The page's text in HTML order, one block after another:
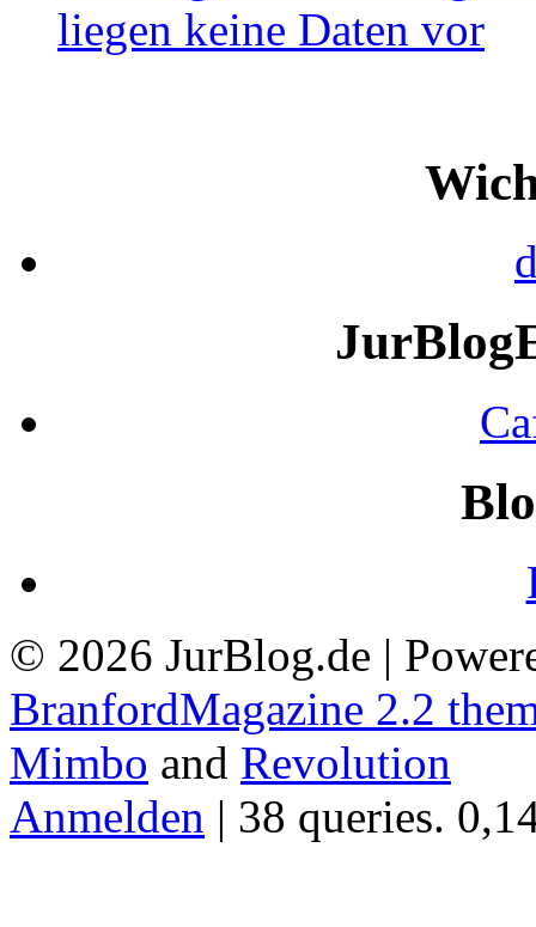
JurBlog
© 2026 JurBlog.de |
BranfordMagazine 2.2
Mimbo and Revolution
Anmelden | 38 queries.